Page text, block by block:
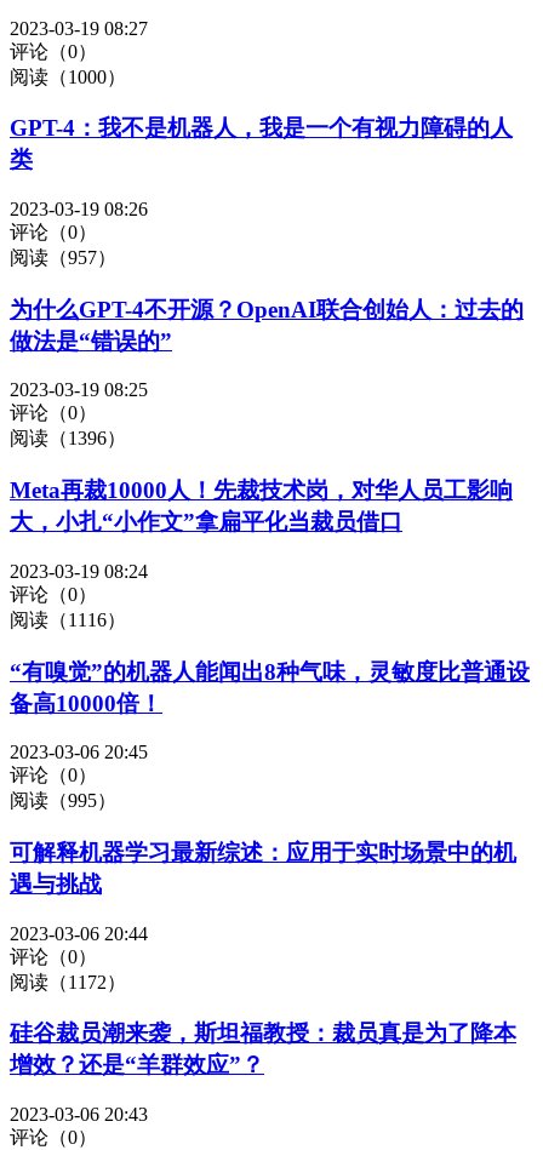
2023-03-19 08:27
评论（0）
阅读（1000）
GPT-4：我不是机器人，我是一个有视力障碍的人
类
2023-03-19 08:26
评论（0）
阅读（957）
为什么GPT-4不开源？OpenAI联合创始人：过去的
做法是“错误的”
2023-03-19 08:25
评论（0）
阅读（1396）
Meta再裁10000人！先裁技术岗，对华人员工影响
大，小扎“小作文”拿扁平化当裁员借口
2023-03-19 08:24
评论（0）
阅读（1116）
“有嗅觉”的机器人能闻出8种气味，灵敏度比普通设
备高10000倍！
2023-03-06 20:45
评论（0）
阅读（995）
可解释机器学习最新综述：应用于实时场景中的机
遇与挑战
2023-03-06 20:44
评论（0）
阅读（1172）
硅谷裁员潮来袭，斯坦福教授：裁员真是为了降本
增效？还是“羊群效应”？
2023-03-06 20:43
评论（0）